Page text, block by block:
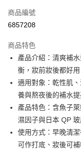
信用卡分期付款
合作金庫商業銀行
華南商業銀行
上海商業儲蓄銀行
國泰世華商業銀行
臺灣中小企業銀行
匯豐（台灣）商業銀行
聯邦商業銀行
元大商業銀行
玉山商業銀行
台新國際商業銀行
超商取貨付款
LINE Pay
Apple Pay
悠遊付
貨到付款
商品編號
6857208
商品特色
產品介紹：清爽補
衡，妝前妝後都好用
適用對象：乾性肌
養與熬夜後的補水提
產品特色：含魚子
濕因子與日本 QP
使用方式：早晚清
可作打底、妝後可補